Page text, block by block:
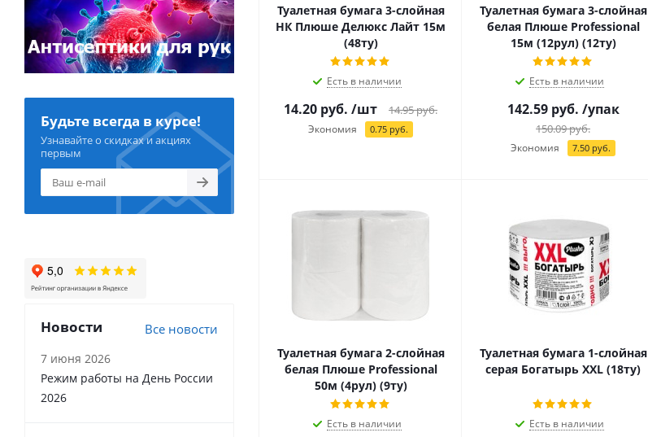
Туалетная бумага 3-слойная
НК Плюше Делюкс Лайт 15м
(48ту)
Есть в наличии
14.20 руб. /шт 14.95руб.
Экономия 0.75руб.
Туалетная бумага 3-слойная
белая Плюше Professional
15м (12рул) (12ту)
Есть в наличии
142.59руб. /упак
150.09руб.
Экономия 7.50руб.
Туалетная бумага 2-слойная
белая Плюше Professional
50м (4рул) (9ту)
Есть в наличии
Туалетная бумага 1-слойная
серая Богатырь ХХL (18ту)
Есть в наличии
Будьте всегда в курсе!
Узнавайте о скидках и акциях
первым
Новости Все новости
7 июня 2026
Режим работы на День России
2026